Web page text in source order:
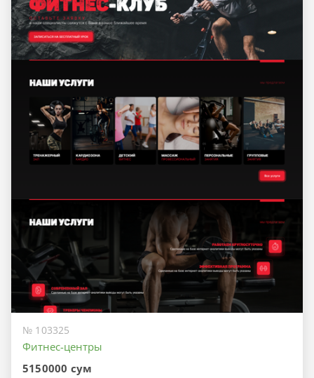
№ 103325
Фитнес-центры
5150000 сум